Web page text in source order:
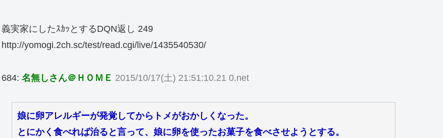
義実家にしたｽｶｯとするDQN返し 249
http://yomogi.2ch.sc/test/read.cgi/live/1435540530/
684: 名無しさん＠ＨＯＭＥ 2015/10/17(土) 21:51:10.21 0.net
娘に卵アレルギーが発覚してからトメがおかしくなった。
とにかく食べれば治ると言って、娘に卵を使ったお菓子を食べさせようとする。